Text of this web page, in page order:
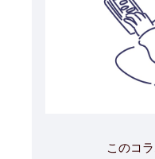
このコ